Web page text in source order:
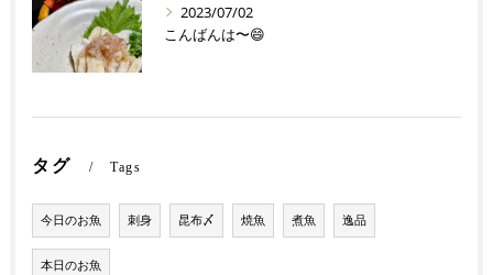
2023/07/02
こんばんは〜😄
タグ Tags
今日のお魚 刺身 昆布〆 焼魚 煮魚 逸品
本日のお魚